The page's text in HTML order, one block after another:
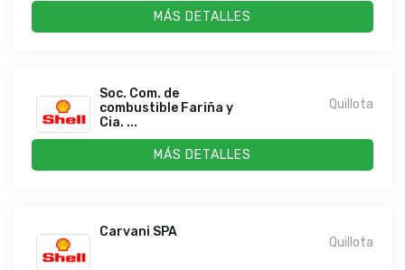
MÁS DETALLES
Soc. Com. de
combustible Fariña y
Cia. ...
Quillota
MÁS DETALLES
Carvani SPA
Quillota